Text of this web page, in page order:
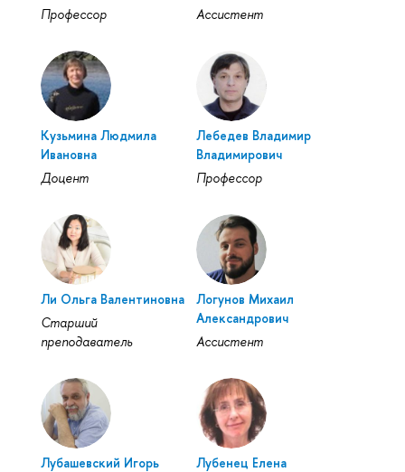
Профессор
Ассистент
Кузьмина Людмила
Ивановна
Доцент
Лебедев Владимир
Владимирович
Профессор
Ли Ольга Валентиновна
Старший
преподаватель
Логунов Михаил
Александрович
Ассистент
Лубашевский Игорь
Лубенец Елена